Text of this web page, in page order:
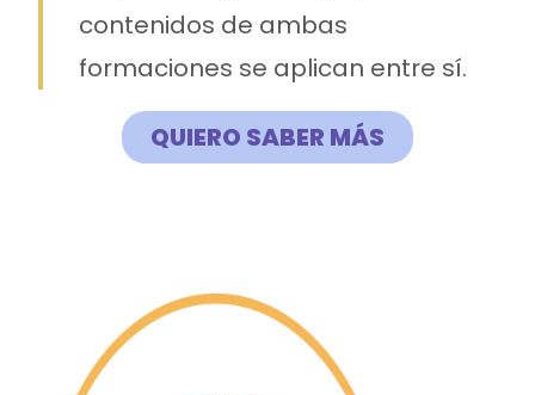
contenidos de ambas
formaciones se aplican entre sí.
QUIERO SABER MÁS